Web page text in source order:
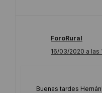
ForoRural
16/03/2020 a las
Buenas tardes